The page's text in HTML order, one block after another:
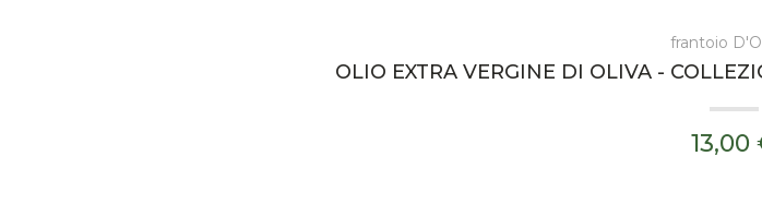
frantoio
OLIO EXTRA VERGINE DI OLIVA -
13,00